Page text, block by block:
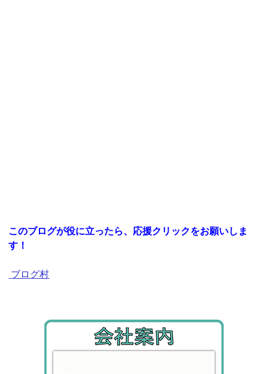
このブログが役に立ったら、応援クリックをお願いしま
す！
ブログ村